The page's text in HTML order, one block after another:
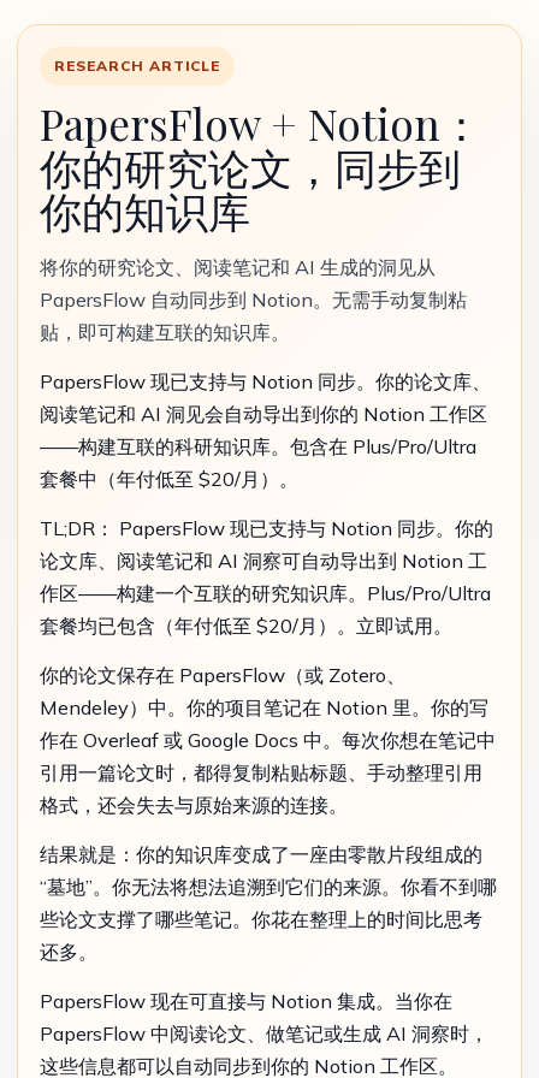
RESEARCH ARTICLE
PapersFlow + Notion：
你的研究论文，同步到
你的知识库
将你的研究论文、阅读笔记和 AI 生成的洞见从
PapersFlow 自动同步到 Notion。无需手动复制粘
贴，即可构建互联的知识库。
PapersFlow 现已支持与 Notion 同步。你的论文库、
阅读笔记和 AI 洞见会自动导出到你的 Notion 工作区
——构建互联的科研知识库。包含在 Plus/Pro/Ultra
套餐中（年付低至 $20/月）。
TL;DR： PapersFlow 现已支持与 Notion 同步。你的
论文库、阅读笔记和 AI 洞察可自动导出到 Notion 工
作区——构建一个互联的研究知识库。Plus/Pro/Ultra
套餐均已包含（年付低至 $20/月）。立即试用。
你的论文保存在 PapersFlow（或 Zotero、
Mendeley）中。你的项目笔记在 Notion 里。你的写
作在 Overleaf 或 Google Docs 中。每次你想在笔记中
引用一篇论文时，都得复制粘贴标题、手动整理引用
格式，还会失去与原始来源的连接。
结果就是：你的知识库变成了一座由零散片段组成的
“墓地”。你无法将想法追溯到它们的来源。你看不到哪
些论文支撑了哪些笔记。你花在整理上的时间比思考
还多。
PapersFlow 现在可直接与 Notion 集成。当你在
PapersFlow 中阅读论文、做笔记或生成 AI 洞察时，
这些信息都可以自动同步到你的 Notion 工作区。